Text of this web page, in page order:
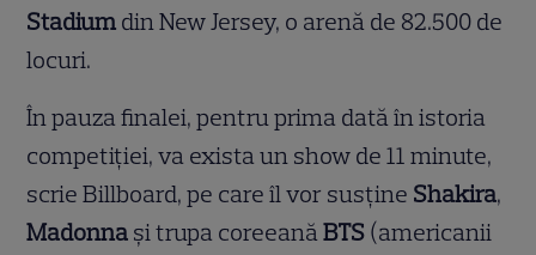
Stadium din New Jersey, o arenă de 82.500 de
locuri.
În pauza finalei, pentru prima dată în istoria
competiției, va exista un show de 11 minute,
scrie Billboard, pe care îl vor susține Shakira,
Madonna și trupa coreeanăBTS (americanii